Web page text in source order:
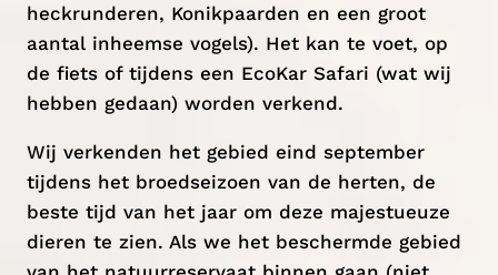
heckrunderen, Konikpaarden en een groot
aantal inheemse vogels). Het kan te voet, op
de fiets of tijdens een EcoKar Safari (wat wij
hebben gedaan) worden verkend.
Wij verkenden het gebied eind september
tijdens het broedseizoen van de herten, de
beste tijd van het jaar om deze majestueuze
dieren te zien. Als we het beschermde gebied